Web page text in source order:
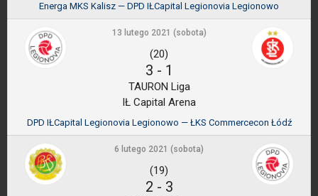
Energa MKS Kalisz — DPD IŁCapital Legionovia Legionowo
13 lutego 2021 (sobota)
(20)
3 - 1
TAURON Liga
IŁ Capital Arena
DPD IŁCapital Legionovia Legionowo — ŁKS Commercecon Łódź
6 lutego 2021 (sobota)
(19)
2 - 3